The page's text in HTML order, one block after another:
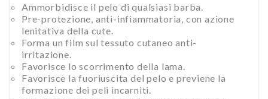
Ammorbidisce il pelo di qualsiasi barba.
Pre-protezione, anti-infiammatoria, con azione
lenitativa della cute.
Forma un film sul tessuto cutaneo anti-
irritazione.
Favorisce lo scorrimento della lama.
Favorisce la fuoriuscita del pelo e previene la
formazione dei peli incarniti.